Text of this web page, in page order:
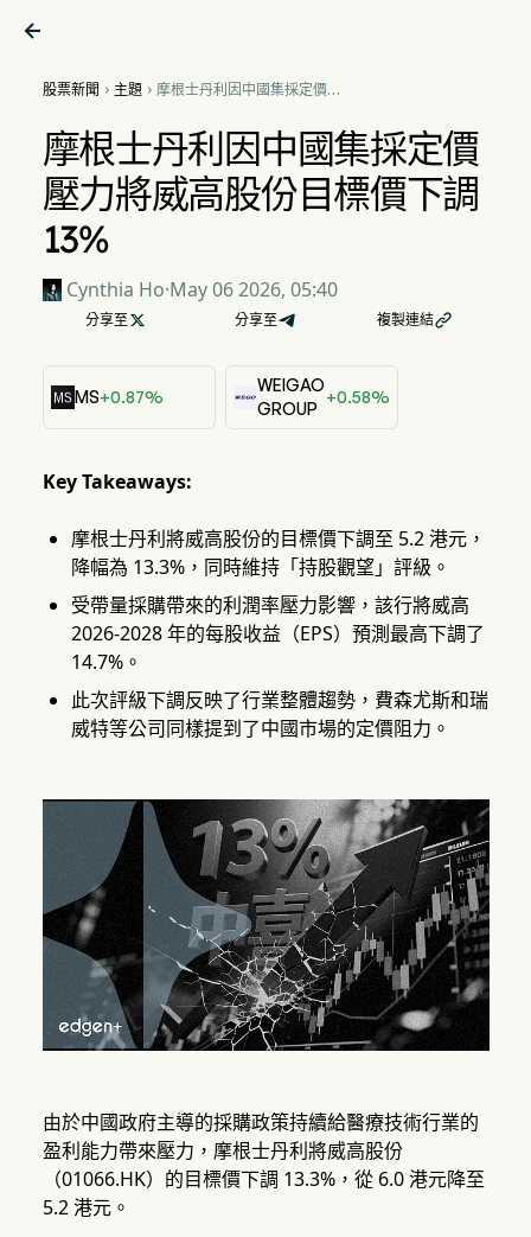

股票新聞  主題 摩根士丹利因中國集採定價壓
13%
摩根士丹利因中國集採定價
壓力將威高股份目標價下調
13%
Cynthia Ho·May 06 2026, 05:40
分享至  分享至 複製連結
MS+0.87%
WEIGAO
GROUP
+0.58%
Key Takeaways:
摩根士丹利將威高股份的目標價下調至 5.2 港元，
降幅為 13.3%，同時維持「持股觀望」評級。
受帶量採購帶來的利潤率壓力影響，該行將威高
2026-2028 年的每股收益（EPS）預測最高下調了
14.7%。
此次評級下調反映了行業整體趨勢，費森尤斯和瑞
威特等公司同樣提到了中國市場的定價阻力。
由於中國政府主導的採購政策持續給醫療技術行業的
盈利能力帶來壓力，摩根士丹利將威高股份
（01066.HK）的目標價下調 13.3%，從 6.0 港元降至
5.2 港元。